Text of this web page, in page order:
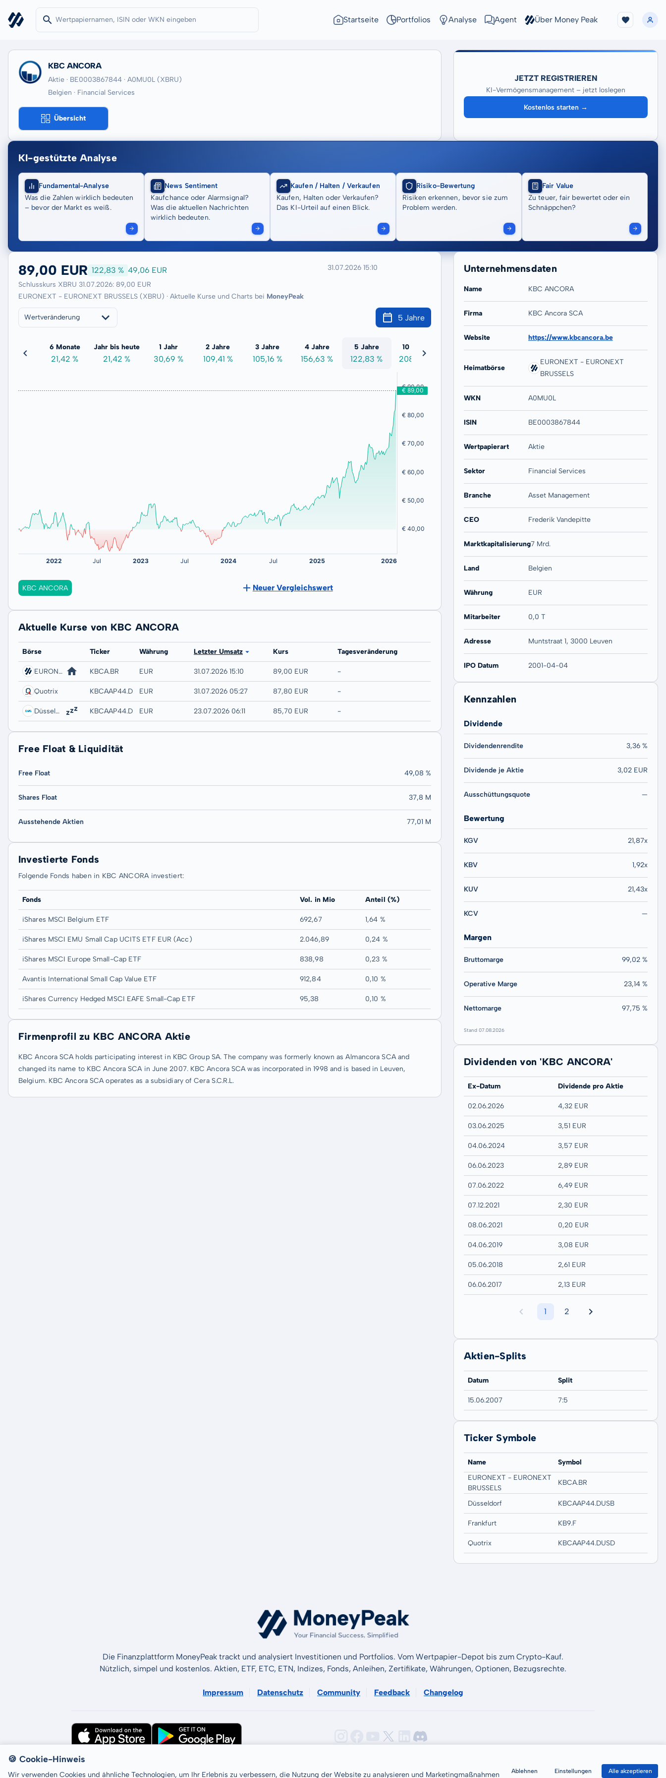
Startseite Portfolios Analyse Agent Über Money Peak
KBC ANCORA
Aktie · BE0003867844 · A0MU0L (XBRU)
Belgien · Financial Services
Übersicht
JETZT REGISTRIEREN
KI-Vermögensmanagement – jetzt loslegen
Kostenlos starten →
KI-gestützte Analyse
Fundamental-Analyse
Was die Zahlen wirklich bedeuten
– bevor der Markt es weiß.
News Sentiment
Kaufchance oder Alarmsignal?
Was die aktuellen Nachrichten
wirklich bedeuten.
Kaufen / Halten / Verkaufen
Kaufen, Halten oder Verkaufen?
Das KI-Urteil auf einen Blick.
Risiko-Bewertung
Risiken erkennen, bevor sie zum
Problem werden.
Fair Value
Zu teuer, fair bewertet oder ein
Schnäppchen?
89,00 EUR 122,83 % 49,06 EUR
Schlusskurs XBRU 31.07.2026: 89,00 EUR
EURONEXT - EURONEXT BRUSSELS (XBRU) · Aktuelle Kurse und Charts bei MoneyPeak
31.07.2026 15:10
Wertveränderung 5 Jahre
11,39 %
6 Monate
21,42 %
Jahr bis heute
21,42 %
1 Jahr
30,69 %
2 Jahre
109,41 %
3 Jahre
105,16 %
4 Jahre
156,63 %
5 Jahre
122,83 %
10 Jahre
208,60 %
KBC ANCORA Neuer Vergleichswert
Aktuelle Kurse von KBC ANCORA
Börse Ticker Währung Letzter Umsatz Kurs Tagesveränderung
EURONEXT - EURONEXT BRUSSELS KBCA.BR EUR 31.07.2026 15:10 89,00 EUR -
Quotrix KBCAAP44.DUSDEUR 31.07.2026 05:27 87,80 EUR -
Düsseldorf KBCAAP44.DUSBEUR 23.07.2026 06:11 85,70 EUR -
Free Float & Liquidität
Free Float 49,08 %
Shares Float 37,8 M
Ausstehende Aktien 77,01 M
Investierte Fonds
Folgende Fonds haben in KBC ANCORA investiert:
Fonds Vol. in Mio Anteil (%)
iShares MSCI Belgium ETF 692,67 1,64 %
iShares MSCI EMU Small Cap UCITS ETF EUR (Acc) 2.046,89 0,24 %
iShares MSCI Europe Small-Cap ETF 838,98 0,23 %
Avantis International Small Cap Value ETF 912,84 0,10 %
iShares Currency Hedged MSCI EAFE Small-Cap ETF 95,38 0,10 %
Firmenprofil zu KBC ANCORA Aktie
KBC Ancora SCA holds participating interest in KBC Group SA. The company was formerly known as Almancora SCA and
changed its name to KBC Ancora SCA in June 2007. KBC Ancora SCA was incorporated in 1998 and is based in Leuven,
Belgium. KBC Ancora SCA operates as a subsidiary of Cera S.C.R.L.
Unternehmensdaten
Name KBC ANCORA
Firma KBC Ancora SCA
Website https://www.kbcancora.be
Heimatbörse
EURONEXT - EURONEXT
BRUSSELS
WKN A0MU0L
ISIN BE0003867844
Wertpapierart Aktie
Sektor Financial Services
Branche Asset Management
CEO Frederik Vandepitte
Marktkapitalisierung7 Mrd.
Land Belgien
Währung EUR
Mitarbeiter 0,0 T
Adresse Muntstraat 1, 3000 Leuven
IPO Datum 2001-04-04
Kennzahlen
Dividende
Dividendenrendite 3,36 %
Dividende je Aktie 3,02 EUR
Ausschüttungsquote —
Bewertung
KGV 21,87x
KBV 1,92x
KUV 21,43x
KCV —
Margen
Bruttomarge 99,02 %
Operative Marge 23,14 %
Nettomarge 97,75 %
Stand 07.08.2026
Dividenden von 'KBC ANCORA'
Ex-Datum Dividende pro Aktie
02.06.2026 4,32 EUR
03.06.2025 3,51 EUR
04.06.2024 3,57 EUR
06.06.2023 2,89 EUR
07.06.2022 6,49 EUR
07.12.2021 2,30 EUR
08.06.2021 0,20 EUR
04.06.2019 3,08 EUR
05.06.2018 2,61 EUR
06.06.2017 2,13 EUR
1 2
Aktien-Splits
Datum Split
15.06.2007 7:5
Ticker Symbole
Name
Symbol
EURONEXT - EURONEXT
BRUSSELS
KBCA.BR
Düsseldorf KBCAAP44.DUSB
Frankfurt KB9.F
Quotrix KBCAAP44.DUSD
Die Finanzplattform MoneyPeak trackt und analysiert Investitionen und Portfolios. Vom Wertpapier-Depot bis zum Crypto-Kauf.
Nützlich, simpel und kostenlos. Aktien, ETF, ETC, ETN, Indizes, Fonds, Anleihen, Zertifikate, Währungen, Optionen, Bezugsrechte.
Impressum Datenschutz Community Feedback Changelog
🍪 Cookie-Hinweis
Wir verwenden Cookies und ähnliche Technologien, um Ihr Erlebnis zu verbessern, die Nutzung der Website zu analysieren und Marketingmaßnahmen Ablehnen Einstellungen Alle akzeptieren